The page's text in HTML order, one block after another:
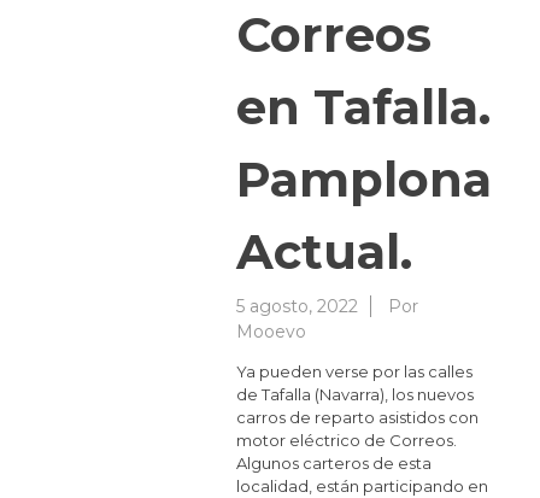
Correos
en Tafalla.
Pamplona
Actual.
5 agosto, 2022
Por
Mooevo
Ya pueden verse por las calles
de Tafalla (Navarra), los nuevos
carros de reparto asistidos con
motor eléctrico de Correos.
Algunos carteros de esta
localidad, están participando en